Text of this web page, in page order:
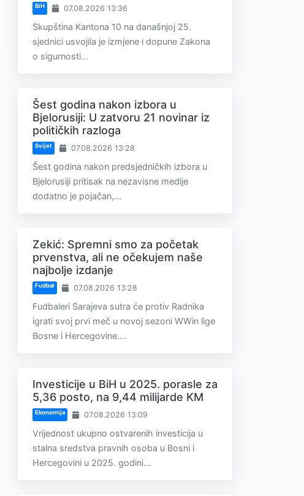
BiH 07.08.2026 13:36
Skupština Kantona 10 na današnjoj 25.
sjednici usvojila je izmjene i dopune Zakona
o sigurnosti...
Šest godina nakon izbora u
Bjelorusiji: U zatvoru 21 novinar iz
političkih razloga
Svijet 07.08.2026 13:28
Šest godina nakon predsjedničkih izbora u
Bjelorusiji pritisak na nezavisne medije
dodatno je pojačan,...
Zekić: Spremni smo za početak
prvenstva, ali ne očekujem naše
najbolje izdanje
Fudbal 07.08.2026 13:28
Fudbaleri Sarajeva sutra će protiv Radnika
igrati svoj prvi meč u novoj sezoni WWin lige
Bosne i Hercegovine....
Investicije u BiH u 2025. porasle za
5,36 posto, na 9,44 milijarde KM
Ekonomija 07.08.2026 13:09
Vrijednost ukupno ostvarenih investicija u
stalna sredstva pravnih osoba u Bosni i
Hercegovini u 2025. godini...